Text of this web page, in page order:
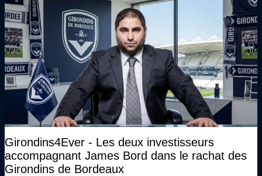
Girondins4Ever - Les deux investisseurs
accompagnant James Bord dans le rachat des
Girondins de Bordeaux